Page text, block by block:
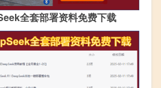
全套部署资料免费下载